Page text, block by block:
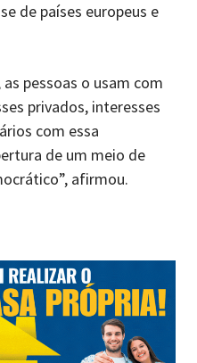
de países europeus e
pessoas o usam com
privados, interesses
com essa
de um meio de
afirmou.